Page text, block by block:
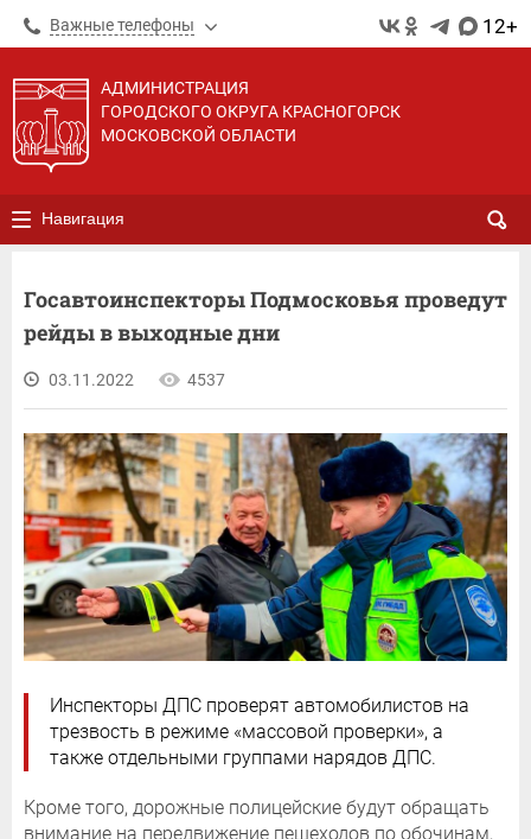
Важные телефоны 12+
АДМИНИСТРАЦИЯ
ГОРОДСКОГО ОКРУГА КРАСНОГОРСК
МОСКОВСКОЙ ОБЛАСТИ
Навигация
Госавтоинспекторы Подмосковья проведут
рейды в выходные дни
03.11.2022 4537
Инспекторы ДПС проверят автомобилистов на
трезвость в режиме «массовой проверки», а
также отдельными группами нарядов ДПС.
Кроме того, дорожные полицейские будут обращать
внимание на передвижение пешеходов по обочинам,